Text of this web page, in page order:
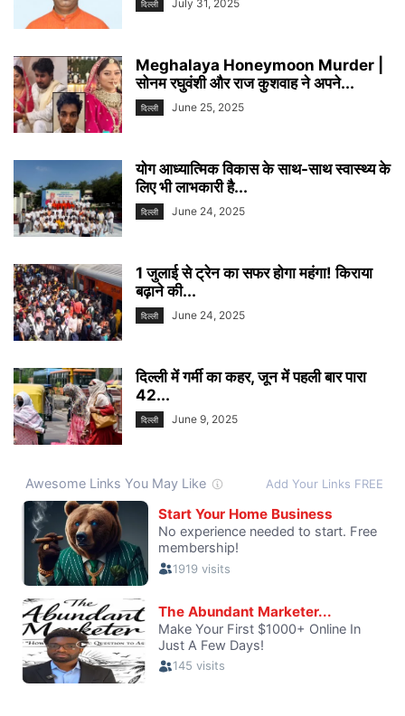
दिल्ली July 31, 2025
Meghalaya Honeymoon Murder |
सोनम रघुवंशी और राज कुशवाह ने अपने...
दिल्ली June 25, 2025
योग आध्यात्मिक विकास के साथ-साथ स्वास्थ्य के
लिए भी लाभकारी है...
दिल्ली June 24, 2025
1 जुलाई से ट्रेन का सफर होगा महंगा! किराया
बढ़ाने की...
दिल्ली June 24, 2025
दिल्ली में गर्मी का कहर, जून में पहली बार पारा
42...
दिल्ली June 9, 2025